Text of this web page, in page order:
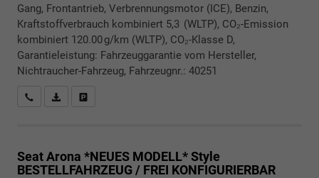
Gang, Frontantrieb, Verbrennungsmotor (ICE), Benzin,
Kraftstoffverbrauch kombiniert 5,3 (WLTP), CO₂-Emission
kombiniert 120.00 g/km (WLTP), CO₂-Klasse D,
Garantieleistung: Fahrzeuggarantie vom Hersteller,
Nichtraucher-Fahrzeug, Fahrzeugnr.: 40251
Rückrufbitte absenden
PDF-Datei, Fahrzeugexposé drucken
Seat Arona *NEUES MODELL*Style
BESTELLFAHRZEUG / FREI KONFIGURIERBAR